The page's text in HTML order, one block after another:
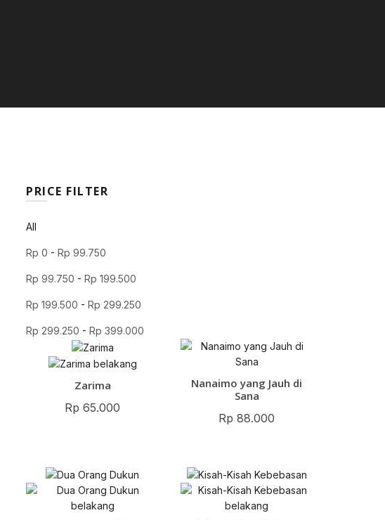
PRICE FILTER
All
Rp 0 -Rp 99.750
Rp 99.750 -Rp 199.500
Rp 199.500 -Rp 299.250
Rp 299.250 -Rp 399.000
Zarima
Rp 65.000
Nanaimo yang Jauh di
Sana
Rp 88.000